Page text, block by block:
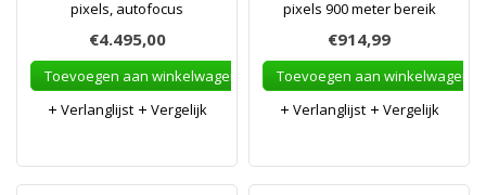
pixels, autofocus
€4.495,00
Toevoegen aan winkelwagen
Verlanglijst
Vergelijk
pixels 900 meter bereik
€914,99
Toevoegen aan winkelwagen
Verlanglijst
Vergelijk